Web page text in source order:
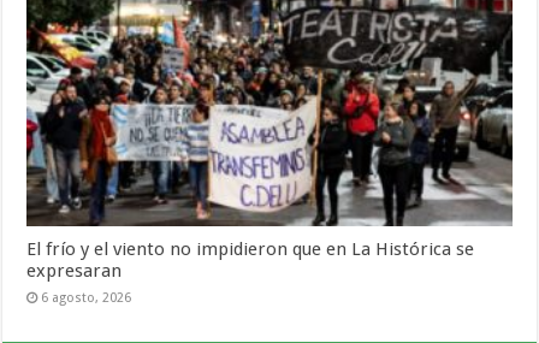
El frío y el viento no impidieron que en La Histórica se
expresaran
6 agosto, 2026